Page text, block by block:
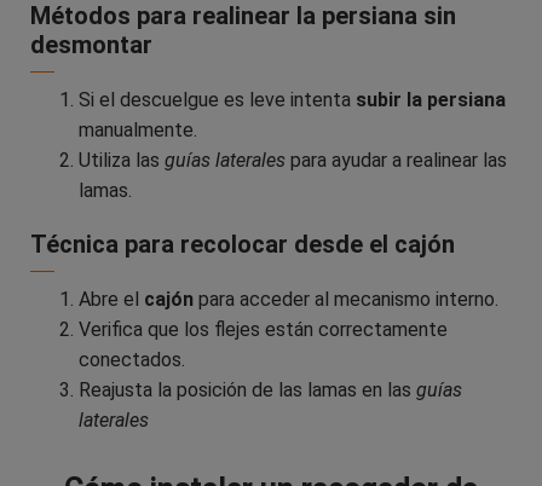
Métodos para realinear la persiana sin
desmontar
Si el descuelgue es leve intenta subir la persiana
manualmente.
Utiliza las guías laterales para ayudar a realinear las
lamas.
Técnica para recolocar desde el cajón
Abre el cajón para acceder al mecanismo interno.
Verifica que los flejes están correctamente
conectados.
Reajusta la posición de las lamas en las guías
laterales